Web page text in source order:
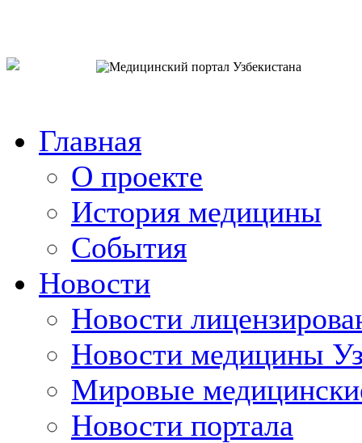
Главная
О проекте
История медицины
События
Новости
Новости
Новости медицины
Мировые
Новости портала